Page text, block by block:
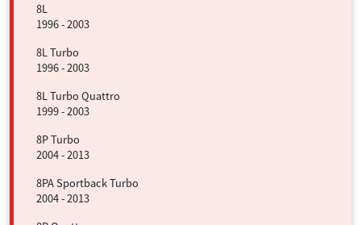
8L
1996 - 2003
8L Turbo
1996 - 2003
8L Turbo Quattro
1999 - 2003
8P Turbo
2004 - 2013
8PA Sportback Turbo
2004 - 2013